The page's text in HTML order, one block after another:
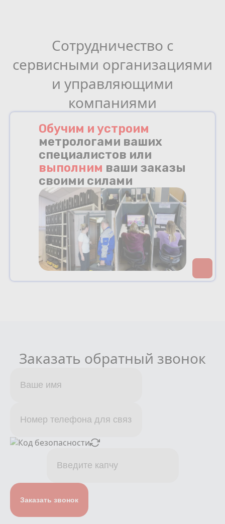
Сотрудничество с
сервисными организациями
и управляющими
компаниями
Обучим и устроим
метрологами ваших
специалистов или
выполним ваши заказы
своими силами
Заказать обратный звонок